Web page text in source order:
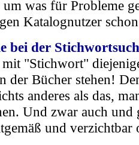
was für Probleme
Katalognutzer
bei der
"Stichwort"
der Bücher stehen!
anderes als das,
Und zwar auch
und verzichtbar